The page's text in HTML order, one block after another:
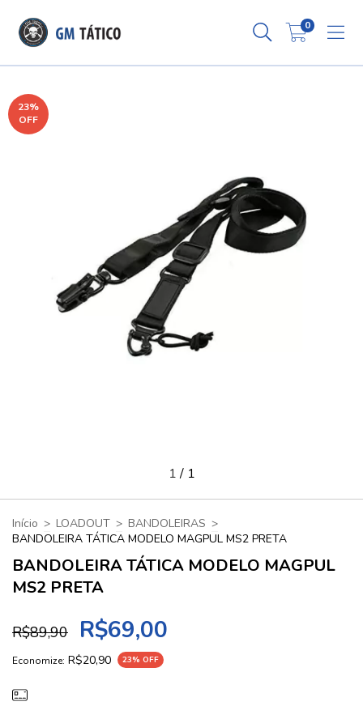
0
23%
OFF
1/ 1
Início > LOADOUT > BANDOLEIRAS >
BANDOLEIRA TÁTICA MODELO MAGPUL MS2 PRETA
BANDOLEIRA TÁTICA MODELO MAGPUL
MS2 PRETA
R$89,90 R$69,00
Economize: R$20,90 23% OFF